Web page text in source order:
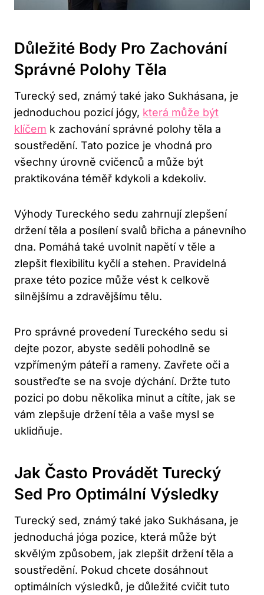
Důležité Body Pro Zachování
Správné‍ Polohy ‍těla
Turecký sed, známý ‌také jako Sukhásana,⁣ je ​
jednoduchou pozicí jógy, která může být
klíčem k ⁢zachování správné polohy ​těla a
‌soustředění. Tato pozice je vhodná ⁤pro
všechny úrovně ⁤cvičenců a⁣ může být⁤
praktikována téměř‍ kdykoli a kdekoliv.
Výhody ‍Tureckého sedu​ zahrnují zlepšení
držení ‌těla a ‌posílení svalů břicha a⁢ pánevního
dna. ⁤Pomáhá také uvolnit napětí v těle a
zlepšit flexibilitu ​kyčlí‌ a stehen. Pravidelná
⁢praxe⁣ této pozice může vést⁣ k celkově
silnějšímu a ⁣zdravějšímu tělu.
Pro‌ správné provedení Tureckého sedu‍ si
dejte pozor, abyste seděli pohodlně se
‌vzpřímeným páteří a rameny.‍ Zavřete oči a
soustřeďte‍ se na⁤ svoje dýchání. Držte tuto
pozici po⁣ dobu‌ několika ⁤minut a cítíte, jak se⁤
vám ‍zlepšuje držení⁣ těla a vaše ⁢mysl se
uklidňuje.
Jak Často Provádět Turecký
Sed‍ Pro ‌optimální Výsledky
Turecký sed, známý také jako Sukhásana, je
jednoduchá jóga ‍pozice, která může být
‍skvělým způsobem, jak zlepšit držení‌ těla a
soustředění. Pokud chcete dosáhnout
‌optimálních výsledků, je důležité cvičit tuto